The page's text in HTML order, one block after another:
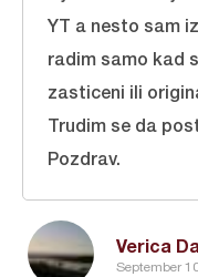
Verica
September
YT a nesto sam
radim samo kad
zasticeni ili
Trudim se da
Pozdrav.